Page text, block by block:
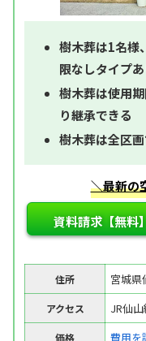
樹木葬は1名様
限なしタイプあ
樹木葬は使用
り継承できる
樹木葬は全区
＼最新の
資料請求【無料
住所 宮城県
アクセス JR仙
価格 費用を